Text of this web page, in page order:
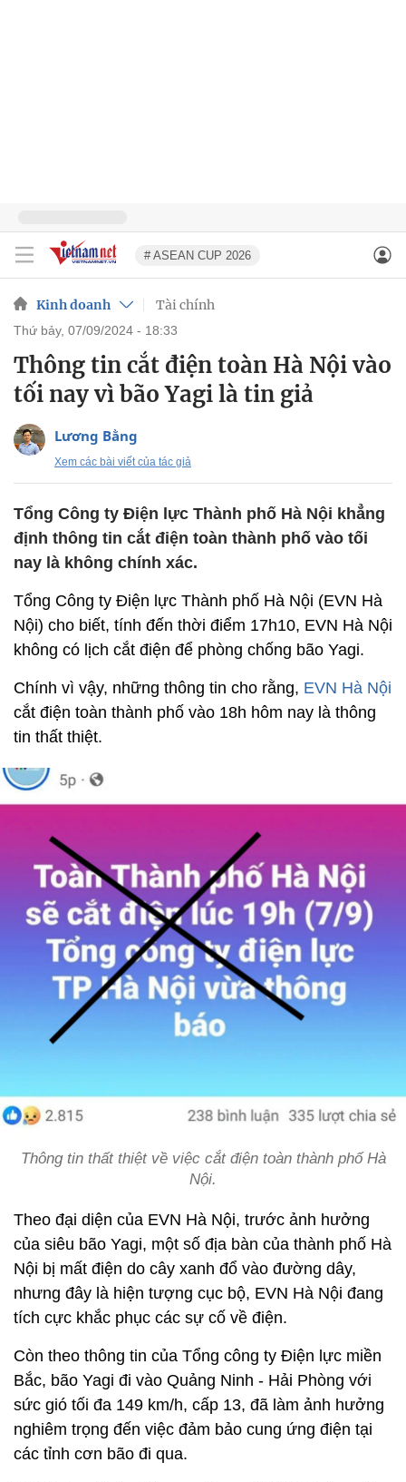
# ASEAN CUP 2026
Kinh doanh Tài chính
thứ bảy, 07/09/2024 - 18:33
Thông tin cắt điện toàn Hà Nội vào
tối nay vì bão Yagi là tin giả
Lương Bằng
Xem các bài viết của tác giả
Tổng Công ty Điện lực Thành phố Hà Nội khẳng
định thông tin cắt điện toàn thành phố vào tối
nay là không chính xác.
Tổng Công ty Điện lực Thành phố Hà Nội (EVN Hà
Nội) cho biết, tính đến thời điểm 17h10, EVN Hà Nội
không có lịch cắt điện để phòng chống bão Yagi.
Chính vì vậy, những thông tin cho rằng, EVN Hà Nội
cắt điện toàn thành phố vào 18h hôm nay là thông
tin thất thiệt.
Thông tin thất thiệt về việc cắt điện toàn thành phố Hà
Nội.
Theo đại diện của EVN Hà Nội, trước ảnh hưởng
của siêu bão Yagi, một số địa bàn của thành phố Hà
Nội bị mất điện do cây xanh đổ vào đường dây,
nhưng đây là hiện tượng cục bộ, EVN Hà Nội đang
tích cực khắc phục các sự cố về điện.
Còn theo thông tin của Tổng công ty Điện lực miền
Bắc, bão Yagi đi vào Quảng Ninh - Hải Phòng với
sức gió tối đa 149 km/h, cấp 13, đã làm ảnh hưởng
nghiêm trọng đến việc đảm bảo cung ứng điện tại
các tỉnh cơn bão đi qua.